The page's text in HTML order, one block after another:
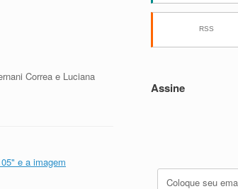
Correa e Luciana
RSS
Assine